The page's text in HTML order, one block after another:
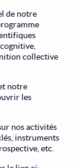
de notre
collective
notre
les
nos activités
instruments
etc.